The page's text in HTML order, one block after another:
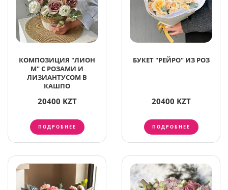
КОМПОЗИЦИЯ "ЛИОН
М" С РОЗАМИ И
ЛИЗИАНТУСОМ В
КАШПО
20400 KZT
ПОДРОБНЕЕ
БУКЕТ "РЕЙРО" ИЗ РОЗ
20400 KZT
ПОДРОБНЕЕ